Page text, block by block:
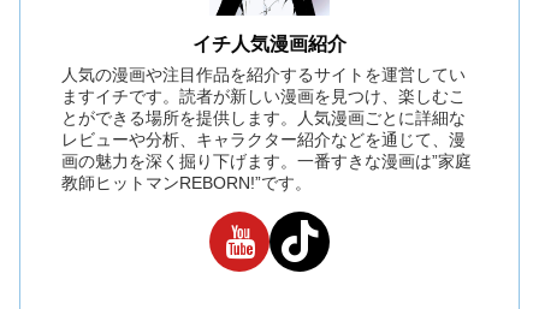
イチ人気漫画紹介
人気の漫画や注目作品を紹介するサイトを運営してい
ますイチです。読者が新しい漫画を見つけ、楽しむこ
とができる場所を提供します。人気漫画ごとに詳細な
レビューや分析、キャラクター紹介などを通じて、漫
画の魅力を深く掘り下げます。一番すきな漫画は”家庭
教師ヒットマンREBORN!”です。